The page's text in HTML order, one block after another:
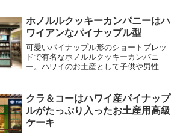
ホノルルクッキーカンパニーはハ
ワイアンなパイナップル型
可愛いパイナップル形のショートブレッ
ドで有名なホノルルクッキーカンパニ
ー。ハワイのお土産として子供や男性に
クラ＆コーはハワイ産パイナップ
ルがたっぷり入ったお土産用高級
ケーキ